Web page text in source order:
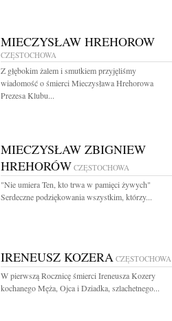
MIECZYSŁAW HREHOROW
CZĘSTOCHOWA
Z głębokim żalem i smutkiem przyjęliśmy
wiadomość o śmierci Mieczysława Hrehorowa
Prezesa Klubu...
MIECZYSŁAW ZBIGNIEW
HREHORÓW CZĘSTOCHOWA
"Nie umiera Ten, kto trwa w pamięci żywych"
Serdeczne podziękowania wszystkim, którzy...
IRENEUSZ KOZERA CZĘSTOCHOWA
W pierwszą Rocznicę śmierci Ireneusza Kozery
kochanego Męża, Ojca i Dziadka, szlachetnego...